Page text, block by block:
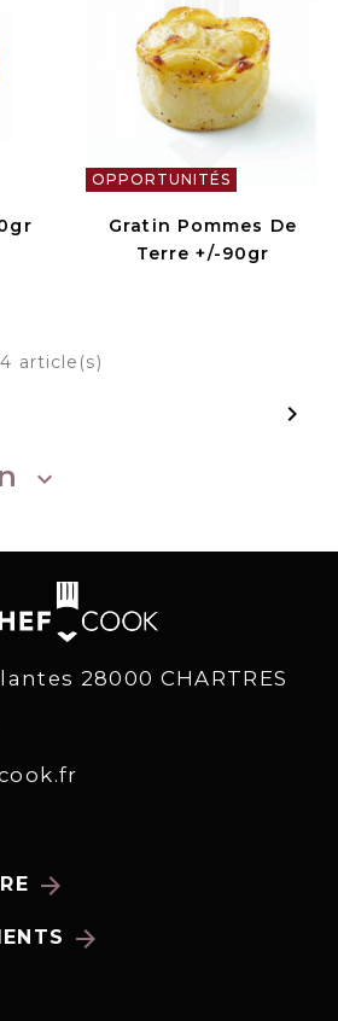
OPPORTUNITÉS
Gratin Pommes De
Terre +/-90gr
article(s)

keyboard_arrow_down
28000 CHARTRES
arrow_forward
arrow_forward